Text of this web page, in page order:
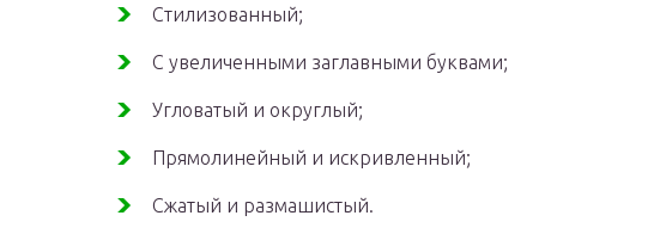
Стилизованный;
С увеличенными заглавными буквами;
Угловатый и округлый;
Прямолинейный и искривленный;
Сжатый и размашистый.